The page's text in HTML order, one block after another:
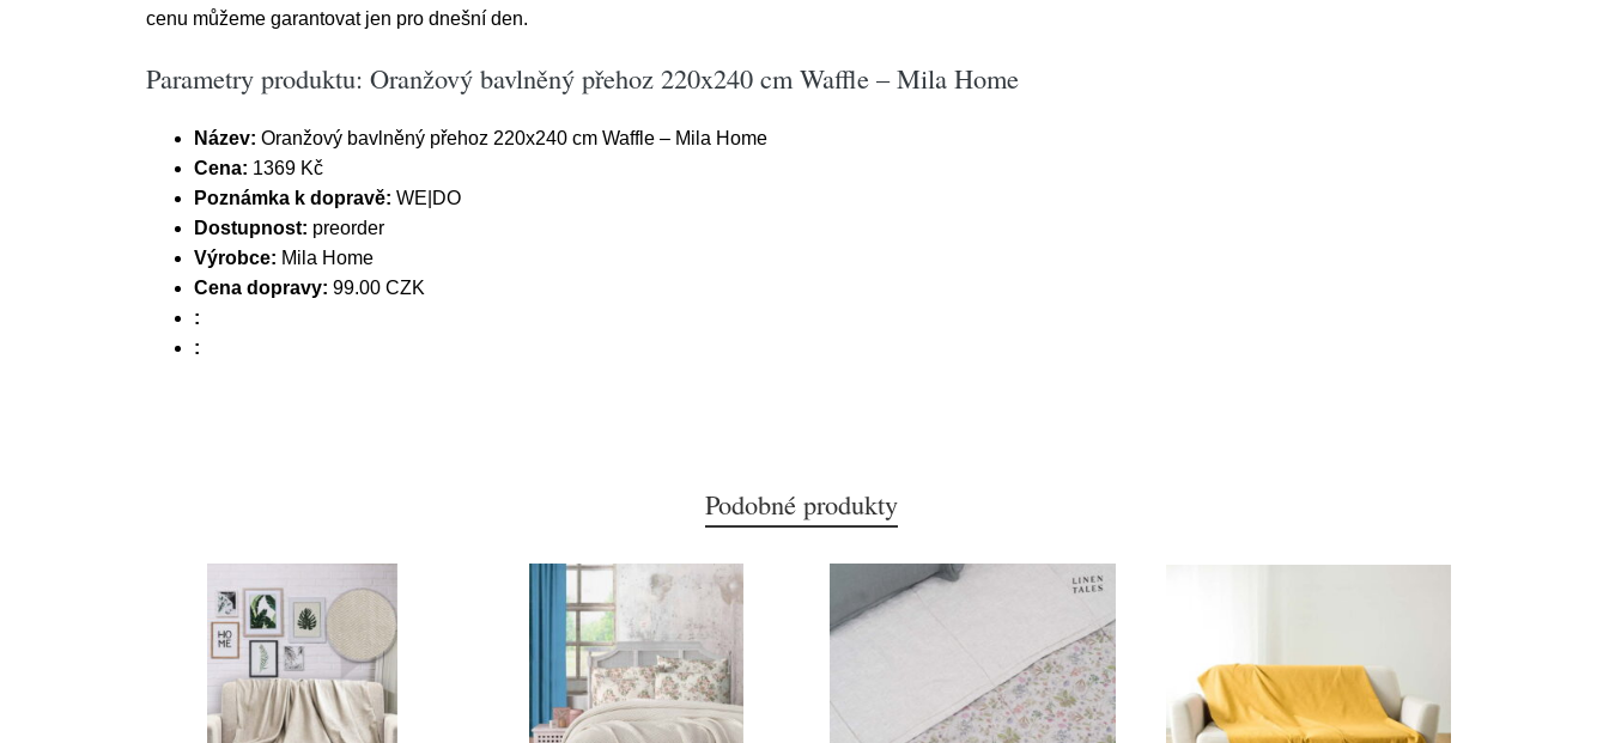
cenu můžeme garantovat jen pro dnešní den.
Parametry produktu: Oranžový bavlněný přehoz 220x240 cm Waffle – Mila Home
Název: Oranžový bavlněný přehoz 220x240 cm Waffle – Mila Home
Cena: 1369 Kč
Poznámka k dopravě: WE|DO
Dostupnost: preorder
Výrobce: Mila Home
Cena dopravy: 99.00 CZK
:
:
Podobné produkty